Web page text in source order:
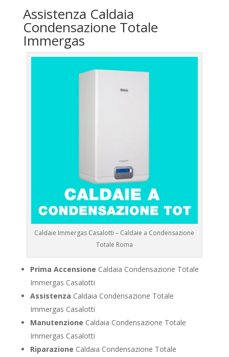
Assistenza Caldaia
Condensazione Totale
Immergas
Caldaie Immergas Casalotti – Caldaie a Condensazione
Totale Roma
Prima Accensione Caldaia Condensazione Totale
Immergas Casalotti
Assistenza Caldaia Condensazione Totale
Immergas Casalotti
Manutenzione Caldaia Condensazione Totale
Immergas Casalotti
Riparazione Caldaia Condensazione Totale